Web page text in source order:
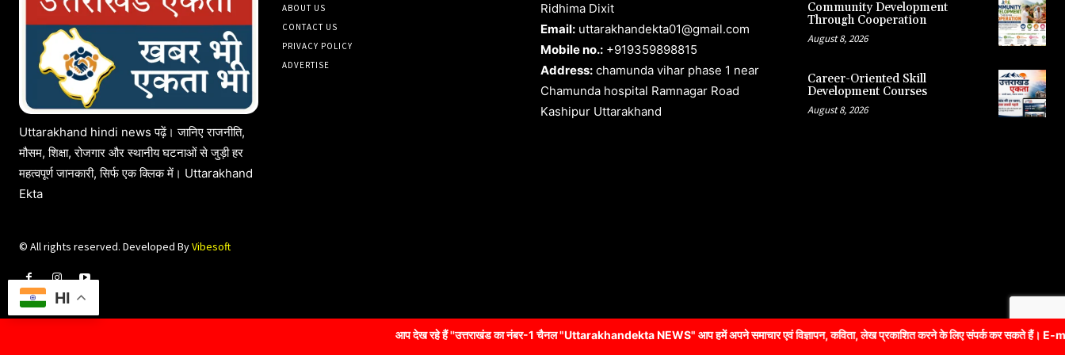
आप देख रहे हैं ''उत्तराखंड का नंबर-1 चैनल "Uttarakhandekta NEWS" आप हमें अपने समाचार एवं विज्ञापन, कविता, लेख प्रकाशित करने के लिए संपर्क कर सकते हैं। E-mail:
Uttarakhand hindi news पढ़ें। जानिए राजनीति,
मौसम, शिक्षा, रोजगार और स्थानीय घटनाओं से जुड़ी हर
महत्वपूर्ण जानकारी, सिर्फ एक क्लिक में। Uttarakhand
Ekta
© All rights reserved. Developed ByVibesoft
ABOUT US
CONTACT US
PRIVACY POLICY
ADVERTISE
Ridhima Dixit
Email: uttarakhandekta01@gmail.com
Mobile no.: +919359898815
Address: chamunda vihar phase 1 near
Chamunda hospital Ramnagar Road
Kashipur Uttarakhand
Community Development
Through Cooperation
August 8, 2026
Career-Oriented Skill
Development Courses
August 8, 2026
HI